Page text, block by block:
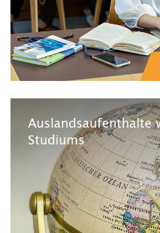
Auslandsaufenthalte
Studiums